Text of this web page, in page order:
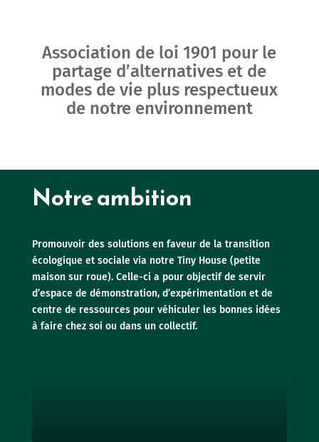
Association de loi 1901 pour le
partage d’alternatives et de
modes de vie plus respectueux
de notre environnement
Notre ambition
Promouvoir des solutions en faveur de la transition
écologique et sociale via notre Tiny House (petite
maison sur roue). Celle-ci a pour objectif de servir
d’espace de démonstration, d’expérimentation et de
centre de ressources pour véhiculer les bonnes idées
à faire chez soi ou dans un collectif.